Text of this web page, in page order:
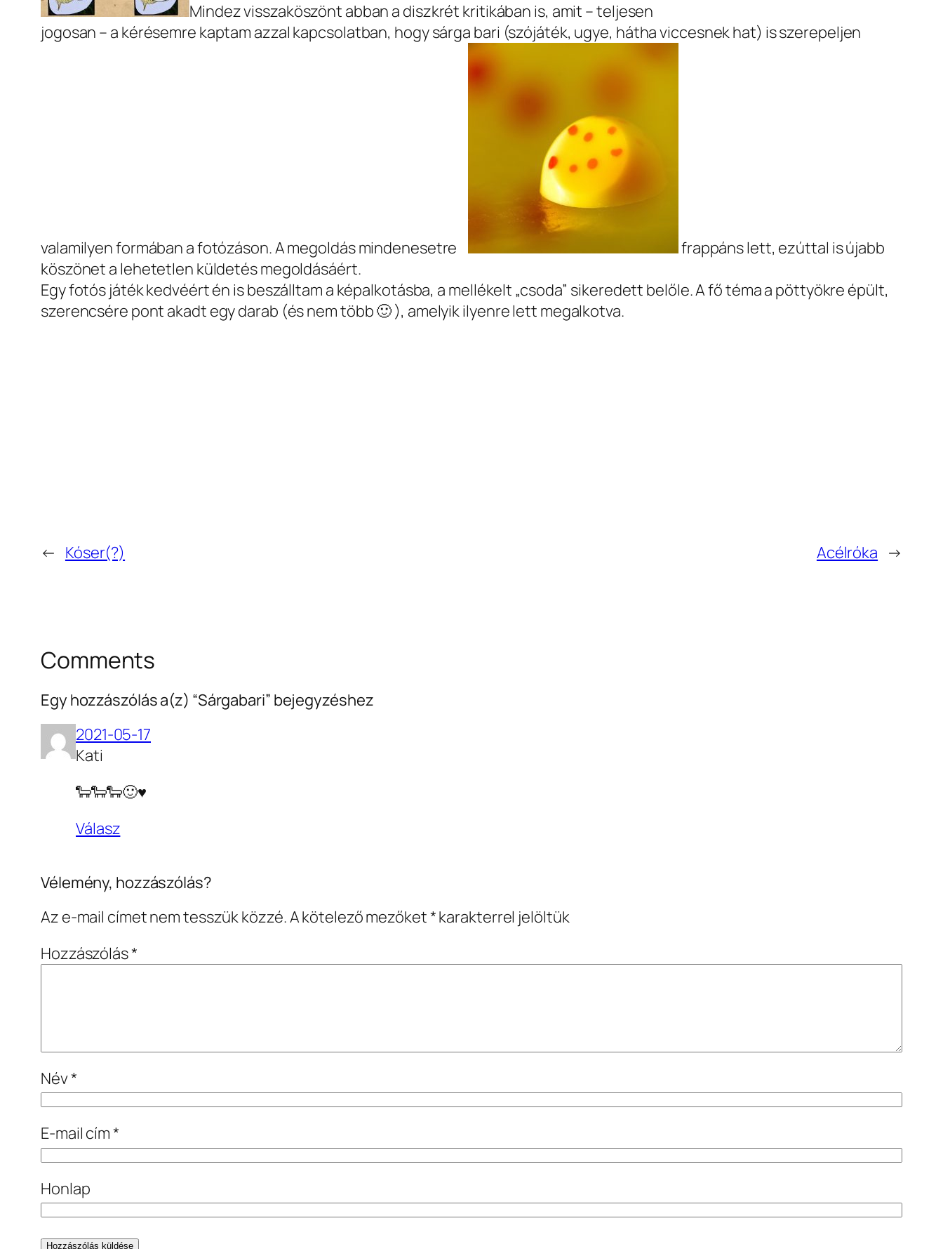
Mindez visszaköszönt abban a diszkrét kritikában is, amit – teljesen
jogosan – a kérésemre kaptam azzal kapcsolatban, hogy sárga bari (szójáték, ugye, hátha viccesnek hat) is szerepeljen
valamilyen formában a fotózáson. A megoldás mindenesetre
frappáns lett, ezúttal is újabb
köszönet a lehetetlen küldetés megoldásáért.
Egy fotós játék kedvéért én is beszálltam a képalkotásba, a mellékelt „csoda” sikeredett belőle. A fő téma a pöttyökre épült,
szerencsére pont akadt egy darab (és nem több 🙂 ), amelyik ilyenre lett megalkotva.
← Kóser(?) Acélróka →
Comments
Egy hozzászólás a(z) “Sárgabari” bejegyzéshez
2021-05-17
Kati
🐑🐑🐑🙂♥️
Válasz
Vélemény, hozzászólás?
Az e-mail címet nem tesszük közzé.A kötelező mezőket*karakterrel jelöltük
Hozzászólás*
Név*
E-mail cím*
Honlap